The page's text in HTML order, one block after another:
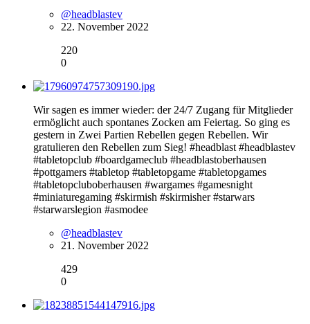
@headblastev
22. November 2022
220
0
Wir sagen es immer wieder: der 24/7 Zugang für Mitglieder
ermöglicht auch spontanes Zocken am Feiertag. So ging es
gestern in Zwei Partien Rebellen gegen Rebellen. Wir
gratulieren den Rebellen zum Sieg! #headblast #headblastev
#tabletopclub #boardgameclub #headblastoberhausen
#pottgamers #tabletop #tabletopgame #tabletopgames
#tabletopcluboberhausen #wargames #gamesnight
#miniaturegaming #skirmish #skirmisher #starwars
#starwarslegion #asmodee
@headblastev
21. November 2022
429
0